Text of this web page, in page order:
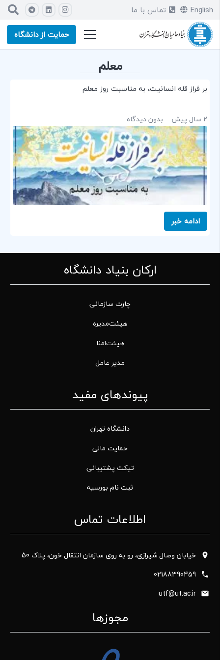
English
تماس با ما
حمایت از دانشگاه
معلم
بر فراز قله انسانیت، به مناسبت روز معلم
2 سال پیش بدون دیدگاه
ادامه خبر
ارکان بنیاد دانشگاه
چارت سازمانی
هیئت‌مدیره
هیئت‌امنا
مدیر عامل
پیوندهای مفید
دانشگاه تهران
حمایت مالی
تیکت پشتیبانی
ثبت نام بورسیه
اطلاعات تماس
خیابان وصال شیرازی، رو به روی سازمان انتقال خون، پلاک 50
02188390459
utf@ut.ac.ir
مجوزها